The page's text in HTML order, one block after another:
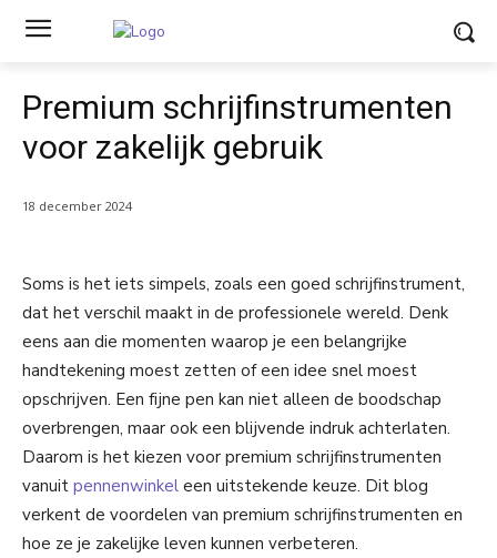
Premium schrijfinstrumenten
voor zakelijk gebruik
18 december 2024
Soms is het iets simpels, zoals een goed schrijfinstrument,
dat het verschil maakt in de professionele wereld. Denk
eens aan die momenten waarop je een belangrijke
handtekening moest zetten of een idee snel moest
opschrijven. Een fijne pen kan niet alleen de boodschap
overbrengen, maar ook een blijvende indruk achterlaten.
Daarom is het kiezen voor premium schrijfinstrumenten
vanuit pennenwinkel een uitstekende keuze. Dit blog
verkent de voordelen van premium schrijfinstrumenten en
hoe ze je zakelijke leven kunnen verbeteren.